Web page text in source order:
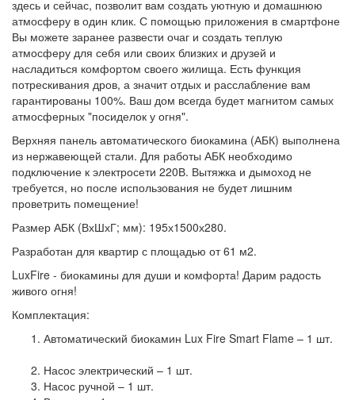
здесь и сейчас, позволит вам создать уютную и домашнюю
атмосферу в один клик. С помощью приложения в смартфоне
Вы можете заранее развести очаг и создать теплую
атмосферу для себя или своих близких и друзей и
насладиться комфортом своего жилища. Есть функция
потрескивания дров, а значит отдых и расслабление вам
гарантированы 100%. Ваш дом всегда будет магнитом самых
атмосферных "посиделок у огня".
Верхняя панель автоматического биокамина (АБК) выполнена
из нержавеющей стали. Для работы АБК необходимо
подключение к электросети 220В. Вытяжка и дымоход не
требуется, но после использования не будет лишним
проветрить помещение!
Размер АБК (ВхШхГ; мм): 195х1500х280.
Разработан для квартир с площадью от 61 м2.
LuxFire - биокамины для души и комфорта! Дарим радость
живого огня!
Комплектация:
Автоматический биокамин Lux Fire Smart Flame – 1 шт.
Насос электрический – 1 шт.
Насос ручной – 1 шт.